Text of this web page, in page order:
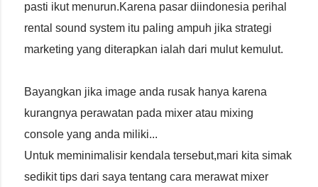
pasti ikut menurun.Karena pasar diindonesia perihal
rental sound system itu paling ampuh jika strategi
marketing yang diterapkan ialah dari mulut kemulut.
Bayangkan jika image anda rusak hanya karena
kurangnya perawatan pada mixer atau mixing
console yang anda miliki...
Untuk meminimalisir kendala tersebut,mari kita simak
sedikit tips dari saya tentang cara merawat mixer